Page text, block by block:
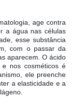
age contra
a água nas células
esse substância
com o passar da
aparecem. O ácido
e nos cosméticos é
ele preenche
a elasticidade e a